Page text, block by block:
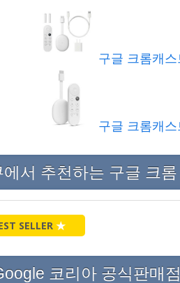
구글 크롬캐
구글 크롬캐
에서 추천하는 구글 크
SELLER ★
코리아 공식판매